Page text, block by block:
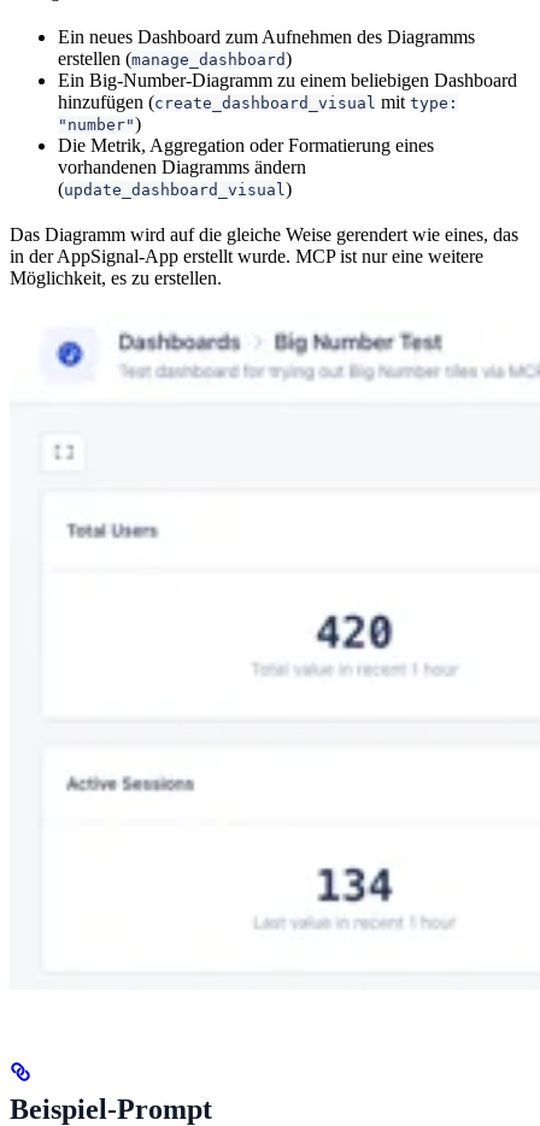
Ein neues Dashboard zum Aufnehmen des Diagramms
erstellen (manage_dashboard)
Ein Big-Number-Diagramm zu einem beliebigen Dashboard
hinzufügen (create_dashboard_visual mit type:
"number")
Die Metrik, Aggregation oder Formatierung eines
vorhandenen Diagramms ändern
(update_dashboard_visual )
Das Diagramm wird auf die gleiche Weise gerendert wie eines, das
in der AppSignal-App erstellt wurde. MCP ist nur eine weitere
Möglichkeit, es zu erstellen.
Beispiel-Prompt